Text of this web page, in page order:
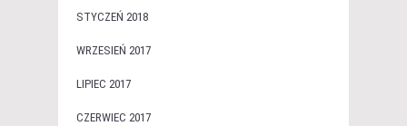
STYCZEŃ 2018
WRZESIEŃ 2017
LIPIEC 2017
CZERWIEC 2017